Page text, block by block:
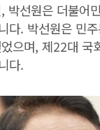
선원은 더불어
다. 박선원은 민
으며, 제22대 국
다.